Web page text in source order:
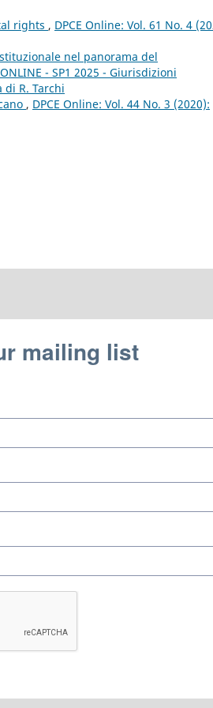
rights , DPCE Online: Vol. 61 No. 4
nel panorama del
- SP1 2025 - Giurisdizioni
R. Tarchi
, DPCE Online: Vol. 44 No. 3 (2020):